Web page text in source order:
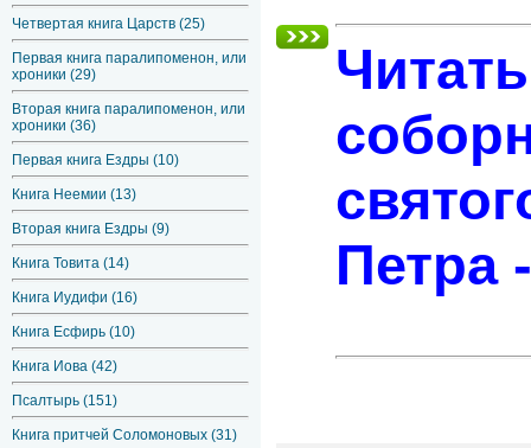
Четвертая книга Царств (25)
Первая книга паралипоменон, или
хроники (29)
Вторая книга паралипоменон, или
хроники (36)
Первая книга Ездры (10)
Книга Неемии (13)
Вторая книга Ездры (9)
Книга Товита (14)
Книга Иудифи (16)
Книга Есфирь (10)
Книга Иова (42)
Псалтырь (151)
Книга притчей Соломоновых (31)
Петра